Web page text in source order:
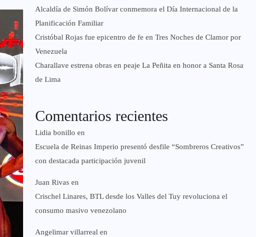
Alcaldía de Simón Bolívar conmemora el Día Internacional de la
Planificación Familiar
Cristóbal Rojas fue epicentro de fe en Tres Noches de Clamor por
Venezuela
Charallave estrena obras en peaje La Peñita en honor a Santa Rosa
de Lima
Comentarios recientes
Lidia bonillo en
Escuela de Reinas Imperio presentó desfile “Sombreros Creativos”
con destacada participación juvenil
Juan Rivas en
Crischel Linares, BTL desde los Valles del Tuy revoluciona el
consumo masivo venezolano
Angelimar villarreal en